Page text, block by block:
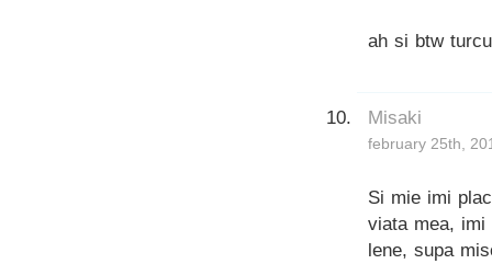
ah si btw
Misaki
february 25th,
Si mie imi
viata mea, imi
lene, supa